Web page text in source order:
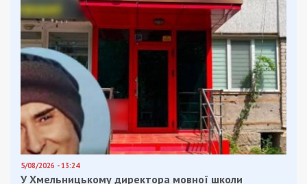
5/08/2026 - 13:24
У Хмельницькому директора мовної школи